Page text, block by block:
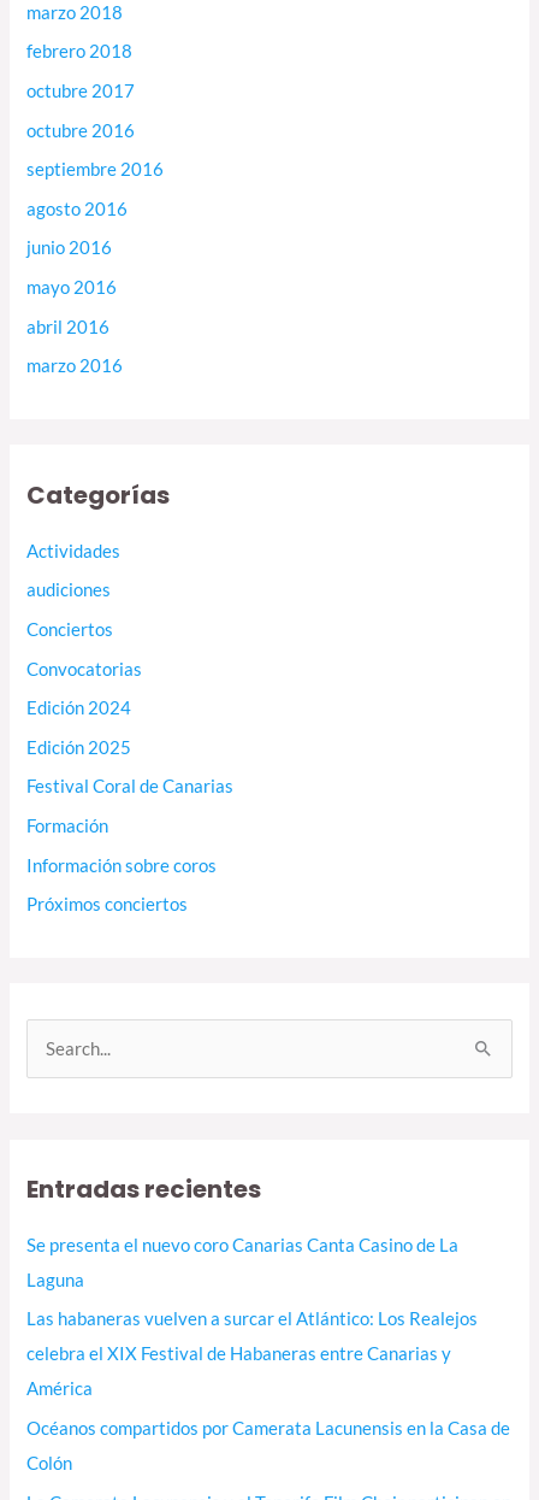
marzo 2018
febrero 2018
octubre 2017
octubre 2016
septiembre 2016
agosto 2016
junio 2016
mayo 2016
abril 2016
marzo 2016
Categorías
Actividades
audiciones
Conciertos
Convocatorias
Edición 2024
Edición 2025
Festival Coral de Canarias
Formación
Información sobre coros
Próximos conciertos
a
Entradas recientes
Se presenta el nuevo coro Canarias Canta Casino de La
Laguna
Las habaneras vuelven a surcar el Atlántico: Los Realejos
celebra el XIX Festival de Habaneras entre Canarias y
América
Océanos compartidos por Camerata Lacunensis en la Casa de
Colón